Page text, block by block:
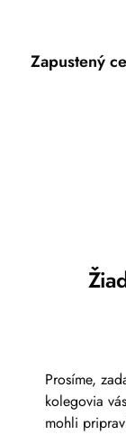
Zapustený
Prosíme,
kolegovia
mohli